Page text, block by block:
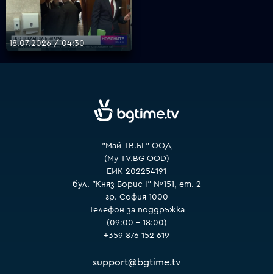
18.07.2026 / 04:30
"Май ТВ.БГ" ООД
(My TV.BG OOD)
ЕИК 202254191
бул. "Княз Борис I" №151, ет. 2
гр. София 1000
Телефон за поддръжка
(09:00 – 18:00)
+359 876 152 619
support@bgtime.tv